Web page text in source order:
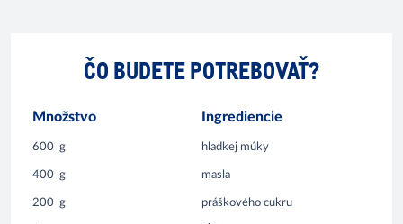
ČO BUDETE POTREBOVAŤ?
Množstvo Ingrediencie
600 g hladkej múky
400 g masla
200 g práškového cukru